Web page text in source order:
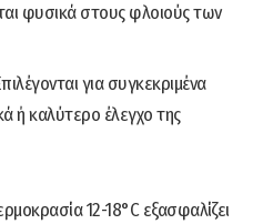
φυσικά στους φλοιούς των
για συγκεκριμένα
ή καλύτερο έλεγχο της
12-18°C εξασφαλίζει